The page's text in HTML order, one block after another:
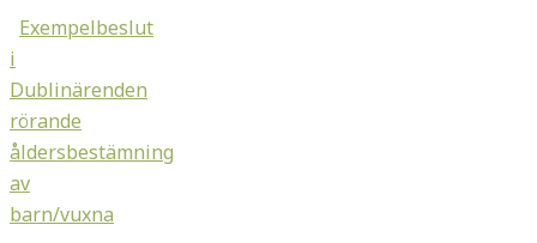
Exempelbeslut
i
Dublinärenden
rörande
åldersbestämning
av
barn/vuxna